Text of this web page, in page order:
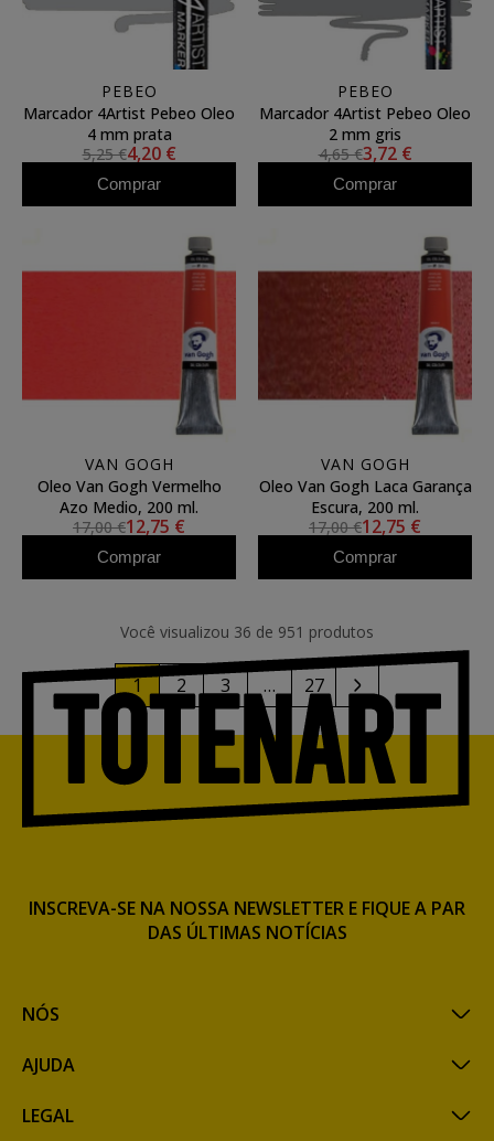
PEBEO
Marcador 4Artist Pebeo Oleo
4 mm prata
5,25 €4,20 €
Comprar
PEBEO
Marcador 4Artist Pebeo Oleo
2 mm gris
4,65 €3,72 €
Comprar
VAN GOGH
Oleo Van Gogh Vermelho
Azo Medio, 200 ml.
17,00 €12,75 €
Comprar
VAN GOGH
Oleo Van Gogh Laca Garança
Escura, 200 ml.
17,00 €12,75 €
Comprar
Você visualizou 36 de 951 produtos
1 2 3 … 27
NÓS
AJUDA
LEGAL
INSCREVA-SE NA NOSSA NEWSLETTER E FIQUE A PAR
DAS ÚLTIMAS NOTÍCIAS